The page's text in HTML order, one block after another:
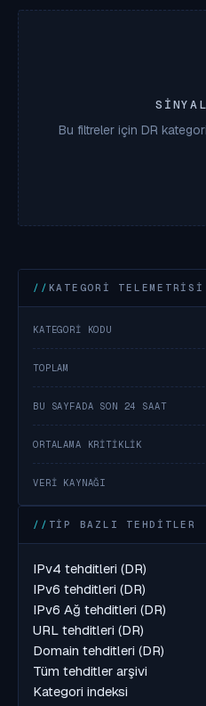
Bu filtreler için DR
KATEGORI TELEMETRISI
KATEGORI KODU
TOPLAM
BU SAYFADA SON 24 SAAT
ORTALAMA KRITIKLIK
VERI KAYNAĞI
TIP BAZLI TEHDITLER
IPv4 tehditleri (DR)
IPv6 tehditleri (DR)
IPv6 Ağ tehditleri (DR)
URL tehditleri (DR)
Domain tehditleri (DR)
Tüm tehditler arşivi
Kategori indeksi